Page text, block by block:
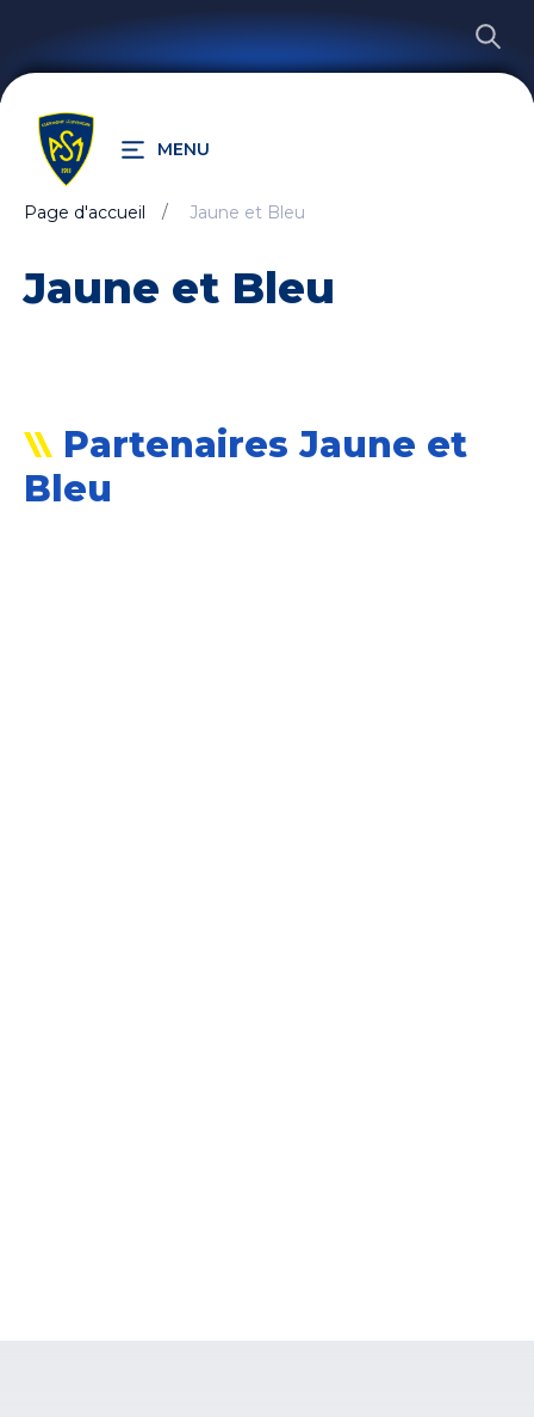
RECHERCHER
MENU
Page d'accueil Jaune et Bleu
Jaune et Bleu
Partenaires Jaune et
Bleu